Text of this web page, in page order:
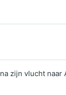
zijn vlucht naar